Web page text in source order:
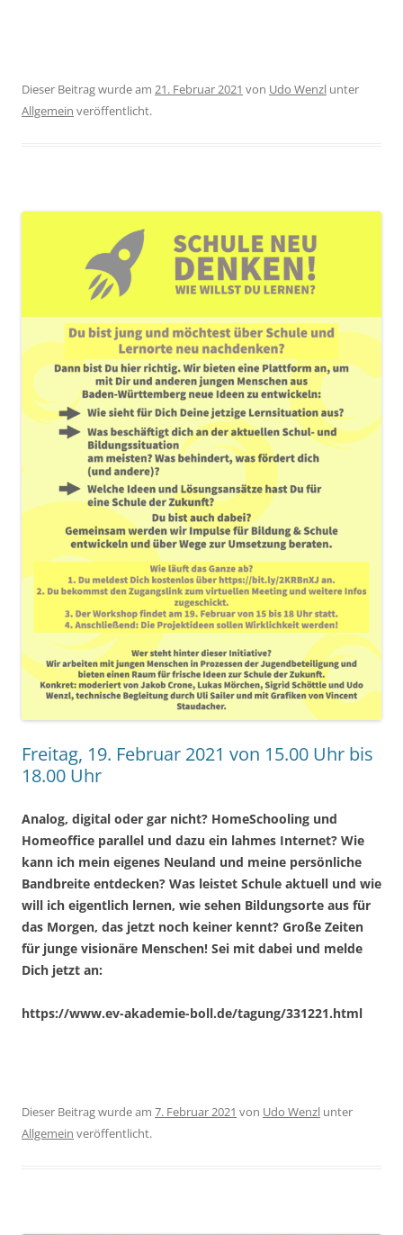
Dieser Beitrag wurde am 21. Februar 2021 von Udo Wenzl unter
Allgemein veröffentlicht.
Freitag, 19. Februar 2021 von 15.00 Uhr bis
18.00 Uhr
Analog, digital oder gar nicht? HomeSchooling und
Homeoffice parallel und dazu ein lahmes Internet? Wie
kann ich mein eigenes Neuland und meine persönliche
Bandbreite entdecken? Was leistet Schule aktuell und wie
will ich eigentlich lernen, wie sehen Bildungsorte aus für
das Morgen, das jetzt noch keiner kennt? Große Zeiten
für junge visionäre Menschen! Sei mit dabei und melde
Dich jetzt an:
https://www.ev-akademie-boll.de/tagung/331221.html
Dieser Beitrag wurde am 7. Februar 2021 von Udo Wenzl unter
Allgemein veröffentlicht.